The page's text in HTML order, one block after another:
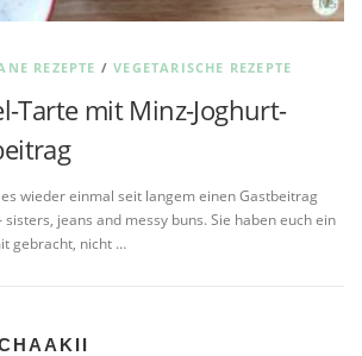
REZEPTE /VEGETARISCHE REZEPTE
Tarte mit Minz-Joghurt-
wieder einmal seit langem einen Gastbeitrag
jeans and messy buns. Sie haben euch ein
gebracht, nicht …